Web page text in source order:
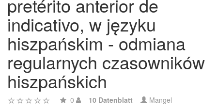
pretérito anterior de
indicativo, w języku
hiszpańskim - odmiana
regularnych czasowników
hiszpańskich
0 10 Datenblatt Mangel